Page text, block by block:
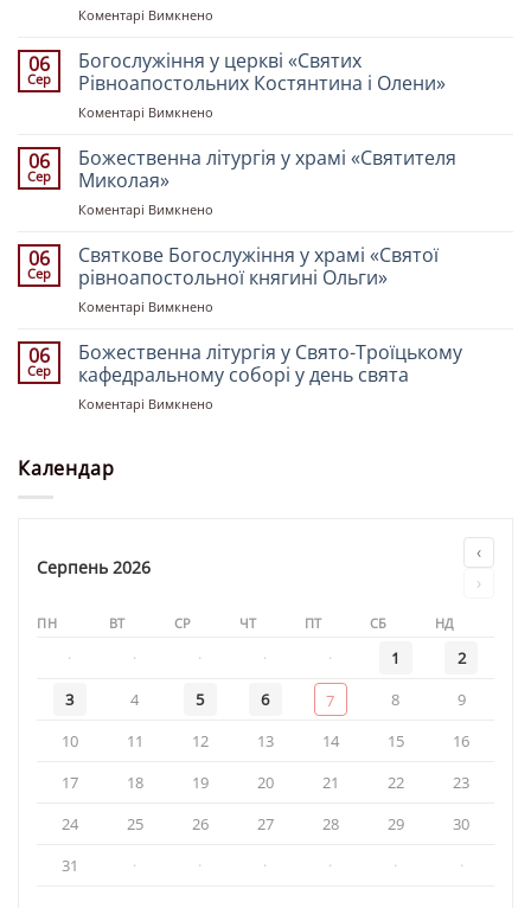
Коментарі Вимкнено
літургія
у
храмі
землі
Української»
06
Сер
Богослужіння у церкві «Святих
Рівноапостольних Костянтина і Олени»
Коментарі Вимкнено
у
церкві
і
Олени»
06
Сер
Божественна літургія у храмі «Святителя
Миколая»
Коментарі Вимкнено
літургія
храмі
06
Сер
Святкове Богослужіння у храмі «Святої
рівноапостольної княгині Ольги»
Коментарі Вимкнено
Богослужіння
храмі
06
Сер
Божественна літургія у Свято-Троїцькому
кафедральному соборі у день свята
Коментарі Вимкнено
Календар
Серпень 2026
‹
›
ПН ВТ СР ЧТ ПТ СБ НД
· · · · · 1
2
3
4 5 6 7 8
9
10
11 12 13 14 15
16
17
18 19 20 21 22
23
24
25 26 27 28 29
30
31
· · · · · ·